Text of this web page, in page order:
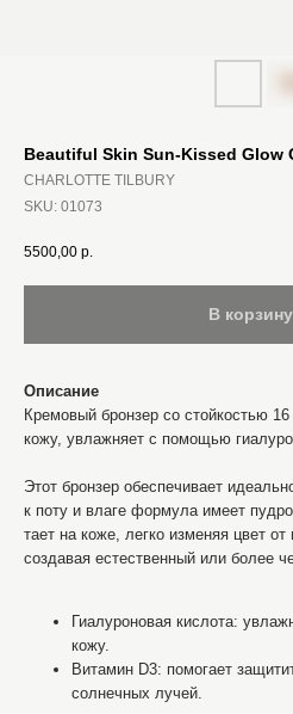
Beautiful Skin Sun-Kissed Glow
CHARLOTTE TILBURY
SKU: 01073
5500,00 р.
В корзину
Описание
Кремовый бронзер со стойкостью
кожу, увлажняет с помощью
Этот бронзер обеспечивает
к поту и влаге формула имеет
тает на коже, легко изменяя цвет
создавая естественный или более
Гиалуроновая кислота:
кожу.
Витамин D3: помогает
солнечных лучей.